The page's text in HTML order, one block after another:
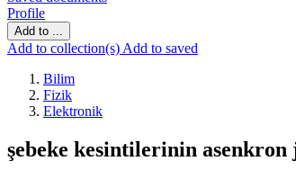
Profile
Add to ...
Add to collection(s) Add to saved
Bilim
Fizik
Elektronik
şebeke kesintilerinin